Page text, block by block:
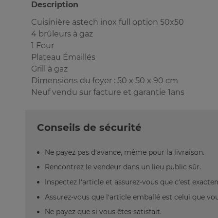
Description
Cuisinière astech inox full option 50x50
4 brûleurs à gaz
1 Four
Plateau Émaillés
Grill à gaz
Dimensions du foyer : 50 x 50 x 90 cm
Neuf vendu sur facture et garantie 1ans
Conseils de sécurité
Ne payez pas d’avance, même pour la livraison.
Rencontrez le vendeur dans un lieu public sûr.
Inspectez l’article et assurez-vous que c’est
Assurez-vous que l’article emballé est celui que
Ne payez que si vous êtes satisfait.